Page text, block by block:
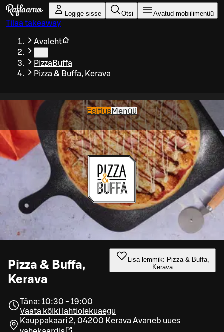
Liigu peamise sisu juurde
Logige sisse Otsi Avatud mobiilimenüü
Tilaa takeaway
Avaleht
PizzaBuffa
Pizza & Buffa, Kerava
EsitlusMenüü
Pizza & Buffa,
Kerava
Lisa lemmik: Pizza & Buffa,
Kerava
Täna: 10:30 - 19:00
Vaata kõiki lahtiolekuaegu
Kauppakaari 2, 04200 Kerava Avaneb uues